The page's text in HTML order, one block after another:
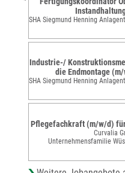
Industrie-/
die Endmontage
Pflegefachkraft (m/w/d)
Curvalia
Unternehmensfamilie